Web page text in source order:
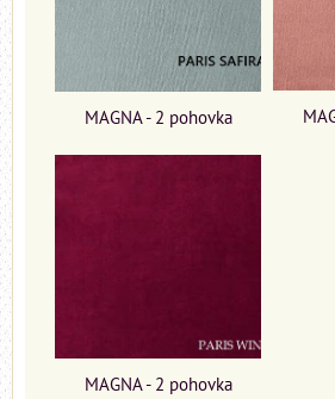
MAGNA - 2 pohovka
MAGNA - 2 pohovka